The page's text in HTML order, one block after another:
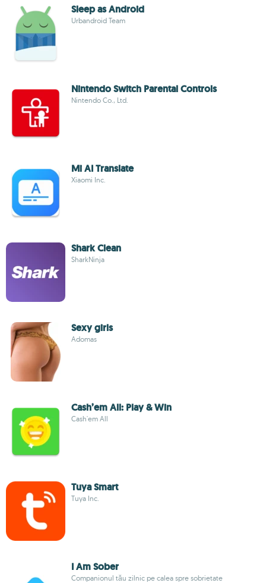
Sleep as Android
Urbandroid Team
Nintendo Switch Parental Controls
Nintendo Co., Ltd.
Mi AI Translate
Xiaomi Inc.
Shark Clean
SharkNinja
Sexy girls
Adomas
Cash’em All: Play & Win
Cash'em All
Tuya Smart
Tuya Inc.
I Am Sober
Companionul tău zilnic pe calea spre sobrietate